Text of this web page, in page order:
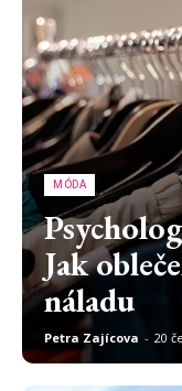
MÓDA
Jak
náladu
Petra Zajícova - 20